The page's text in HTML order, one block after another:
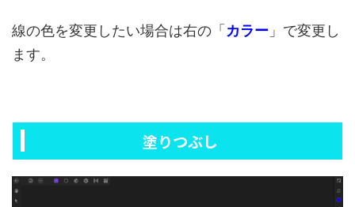
線の色を変更したい場合は右の「 カラー 」で変更し
ます。
塗りつぶし